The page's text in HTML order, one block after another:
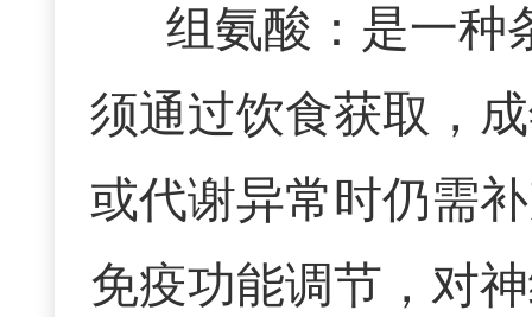
组氨酸：是一种
须通过饮食获取，
或代谢异常时仍需
免疫功能调节，对